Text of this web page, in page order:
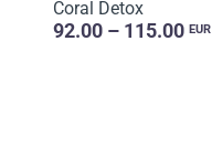
Coral Detox
92.00 – 115.00 EUR